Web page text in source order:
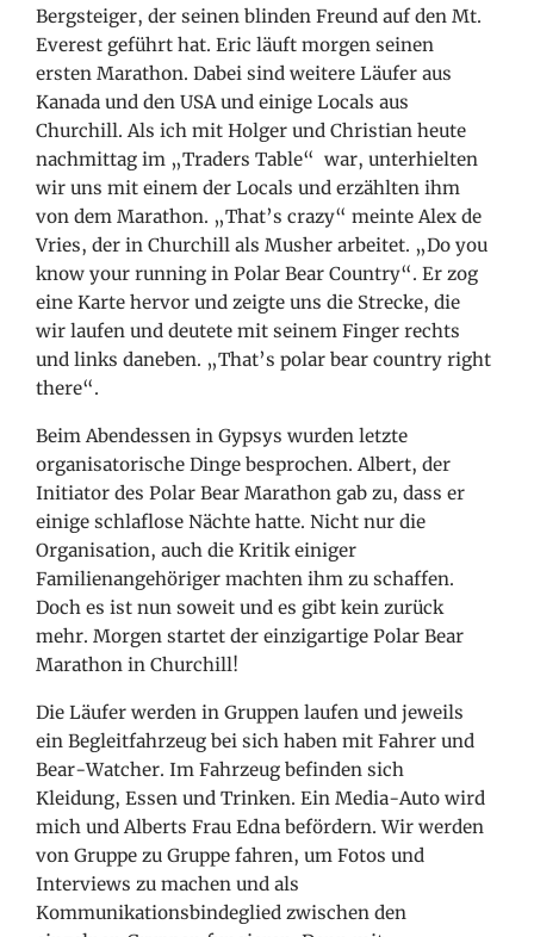
Bergsteiger, der seinen blinden Freund auf den Mt.
Everest geführt hat. Eric läuft morgen seinen
ersten Marathon. Dabei sind weitere Läufer aus
Kanada und den USA und einige Locals aus
Churchill. Als ich mit Holger und Christian heute
nachmittag im „Traders Table“ war, unterhielten
wir uns mit einem der Locals und erzählten ihm
von dem Marathon. „That’s crazy“ meinte Alex de
Vries, der in Churchill als Musher arbeitet. „Do you
know your running in Polar Bear Country“. Er zog
eine Karte hervor und zeigte uns die Strecke, die
wir laufen und deutete mit seinem Finger rechts
und links daneben. „That’s polar bear country right
there“.
Beim Abendessen in Gypsys wurden letzte
organisatorische Dinge besprochen. Albert, der
Initiator des Polar Bear Marathon gab zu, dass er
einige schlaflose Nächte hatte. Nicht nur die
Organisation, auch die Kritik einiger
Familienangehöriger machten ihm zu schaffen.
Doch es ist nun soweit und es gibt kein zurück
mehr. Morgen startet der einzigartige Polar Bear
Marathon in Churchill!
Die Läufer werden in Gruppen laufen und jeweils
ein Begleitfahrzeug bei sich haben mit Fahrer und
Bear-Watcher. Im Fahrzeug befinden sich
Kleidung, Essen und Trinken. Ein Media-Auto wird
mich und Alberts Frau Edna befördern. Wir werden
von Gruppe zu Gruppe fahren, um Fotos und
Interviews zu machen und als
Kommunikationsbindeglied zwischen den